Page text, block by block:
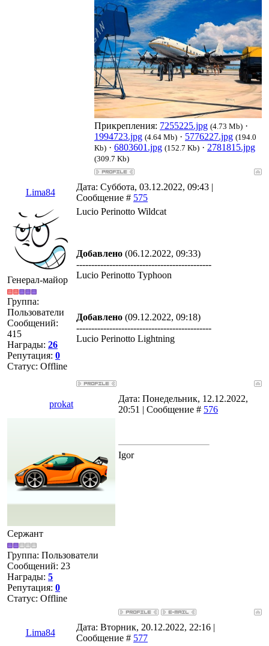
Прикрепления: 7255225.jpg (4.73 Mb) ·
1994723.jpg (4.64 Mb) · 5776227.jpg (194.0
Kb) · 6803601.jpg (152.7 Kb) · 2781815.jpg
(309.7 Kb)
Lima84
Дата: Суббота, 03.12.2022, 09:43 |
Сообщение # 575
Генерал-майор
Группа:
Пользователи
Сообщений:
415
Награды: 26
Репутация: 0
Статус: Offline
Lucio Perinotto Wildcat
Добавлено (06.12.2022, 09:33)
---------------------------------------------
Lucio Perinotto Typhoon
Добавлено (09.12.2022, 09:18)
---------------------------------------------
Lucio Perinotto Lightning
prokat
Дата: Понедельник, 12.12.2022,
20:51 | Сообщение # 576
Сержант
Группа: Пользователи
Сообщений: 23
Награды: 5
Репутация: 0
Статус: Offline
Igor
Lima84
Дата: Вторник, 20.12.2022, 22:16 |
Сообщение # 577